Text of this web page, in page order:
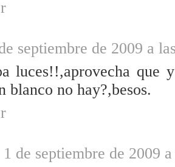
septiembre de 2009 a
luces!!,aprovecha que
blanco no hay?,besos.
1 de septiembre de 2009